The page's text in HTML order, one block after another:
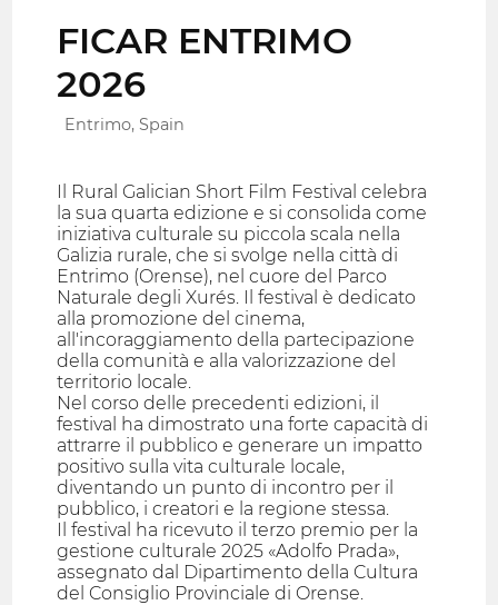
FICAR ENTRIMO
2026
Entrimo, Spain
Il Rural Galician Short Film Festival celebra
la sua quarta edizione e si consolida come
iniziativa culturale su piccola scala nella
Galizia rurale, che si svolge nella città di
Entrimo (Orense), nel cuore del Parco
Naturale degli Xurés. Il festival è dedicato
alla promozione del cinema,
all'incoraggiamento della partecipazione
della comunità e alla valorizzazione del
territorio locale.
Nel corso delle precedenti edizioni, il
festival ha dimostrato una forte capacità di
attrarre il pubblico e generare un impatto
positivo sulla vita culturale locale,
diventando un punto di incontro per il
pubblico, i creatori e la regione stessa.
Il festival ha ricevuto il terzo premio per la
gestione culturale 2025 «Adolfo Prada»,
assegnato dal Dipartimento della Cultura
del Consiglio Provinciale di Orense.